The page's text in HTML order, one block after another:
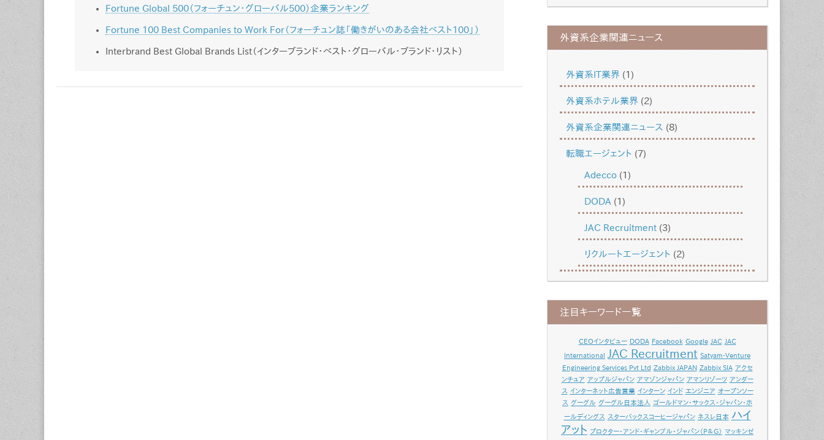
Fortune Global 500（フォーチュン・グローバル500）企業ランキング
Fortune 100 Best Companies to Work For（フォーチュン誌「働きがいのある会社ベスト100」）
Interbrand Best Global Brands List（インターブランド・ベスト・グローバル・ブランド・リスト）
外資系企業関連ニュース
外資系IT業界 (1)
外資系ホテル業界 (2)
外資系企業関連ニュース (8)
転職エージェント (7)
Adecco (1)
DODA (1)
JAC Recruitment (3)
リクルートエージェント (2)
注目キーワード一覧
CEOインタビュー DODA Facebook Google JAC JAC
International JAC Recruitment Satyam-Venture
Engineering Services Pvt Ltd Zabbix JAPAN Zabbix SIA アクセ
ンチュア アップルジャパン アマゾンジャパン アマンリゾーツ アンダー
ス インターネット広告営業 インターン インド エンジニア オープンソー
ス グーグル グーグル日本法人 ゴールドマン・サックス・ジャパン・ホ
ールディングス スターバックスコーヒージャパン ネスレ日本 ハイ
アット プロクター・アンド・ギャンブル・ジャパン（P＆G）
マッキンゼ